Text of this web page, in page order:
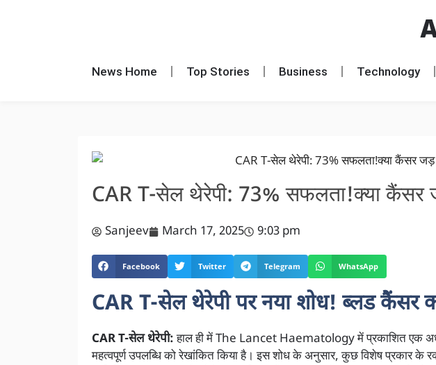
News Home Top Stories Business Technology
CAR T-सेल थेरेपी: 73% सफलता!क्या कैंसर
Sanjeev March 17, 2025 9:03 pm
Facebook Twitter Telegram WhatsApp
CAR T-सेल थेरेपी पर नया शोध! ब्लड कैंसर
CAR T-सेल थेरेपी:हाल ही में The Lancet Haematology में प्रकाशित एक
महत्वपूर्ण उपलब्धि को रेखांकित किया है। इस शोध के अनुसार, कुछ विशेष प्रकार के